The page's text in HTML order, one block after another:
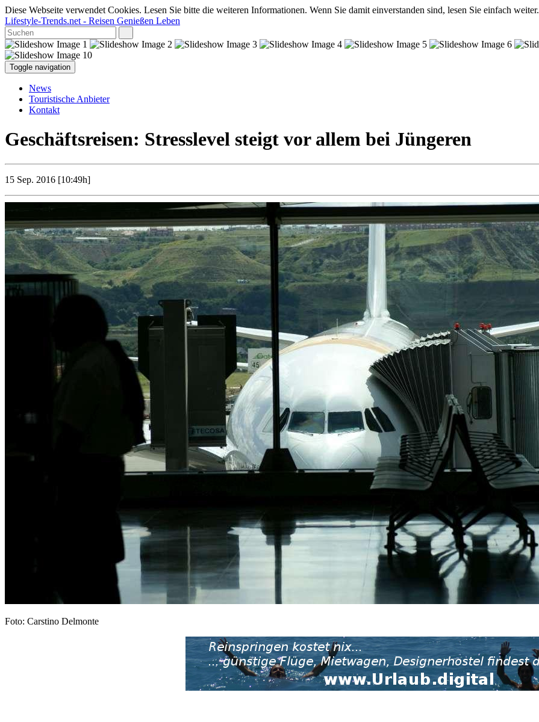
Diese Webseite verwendet Cookies. Lesen Sie bitte die weiteren Informationen. Wenn Sie damit einverstanden sind, lesen Sie einfach weiter.
Lifestyle-Trends.net - Reisen Genießen Leben
Toggle navigation
News
Touristische Anbieter
Kontakt
Geschäftsreisen: Stresslevel steigt vor allem bei Jüngeren
15 Sep. 2016 [10:49h]
Foto: Carstino Delmonte